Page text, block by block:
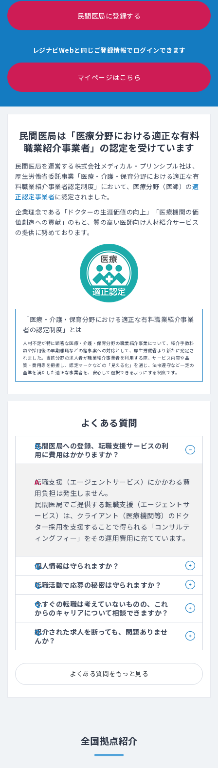
民間医局に登録する
レジナビWebと同じご登録情報でログインできます
マイページはこちら
民間医局は「医療分野における適正な有料
職業紹介事業者」の認定を受けています
民間医局を運営する株式会社メディカル・プリンシプル社は、
厚生労働省委託事業「医療・介護・保育分野における適正な有
料職業紹介事業者認定制度」において、医療分野（医師）の適
正認定事業者に認定されました。
企業理念である「ドクターの生涯価値の向上」「医療機関の価
値創造への貢献」のもと、質の高い医師向け人材紹介サービス
の提供に努めております。
「医療・介護・保育分野における適正な有料職業紹介事業
者の認定制度」とは
人材不足が特に顕著な医療・介護・保育分野の職業紹介事業について、紹介手数料
額や採用後の早期離職などの諸事案への対応として、厚生労働省より新たに発足さ
れました。当該分野の求人者が職業紹介事業者を利用する際、サービス内容や品
質・費用等を把握し、認定マークなどの「見える化」を通じ、法令遵守など一定の
基準を満たした適正な事業者を、安心して選択できるようにする制度です。
よくある質問
民間医局への登録、転職支援サービスの利
用に費用はかかりますか？
転職支援（エージェントサービス）にかかわる費
用負担は発生しません。
民間医局でご提供する転職支援（エージェントサ
ービス）は、クライアント（医療機関等）のドク
ター採用を支援することで得られる「コンサルテ
ィングフィー」をその運用費用に充てています。
個人情報は守られますか？
転職活動で応募の秘密は守られますか？
今すぐの転職は考えていないものの、これ
からのキャリアについて相談できますか？
紹介された求人を断っても、問題ありませ
んか？
よくある質問をもっと見る
全国拠点紹介